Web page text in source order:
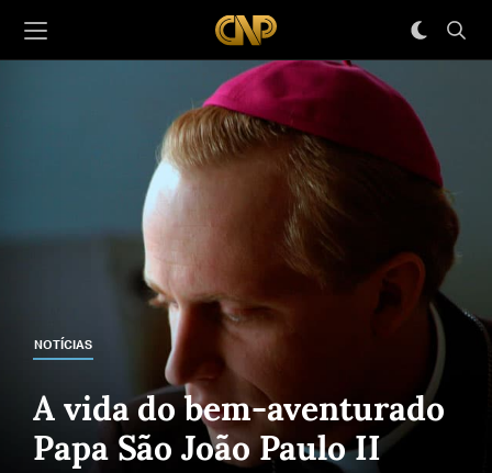
NOTÍCIAS
A vida do bem-aventurado
Papa São João Paulo II